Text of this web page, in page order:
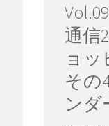
通信
ョ
そ
ンダ